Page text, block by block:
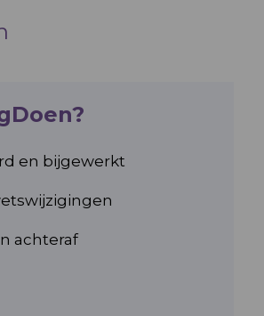
en bijgewerkt
achteraf